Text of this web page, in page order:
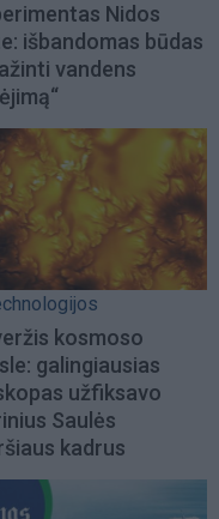
Nidos
išbandomas būdas
vandens
kosmoso
galingiausias
užfiksavo
Saulės
kadrus